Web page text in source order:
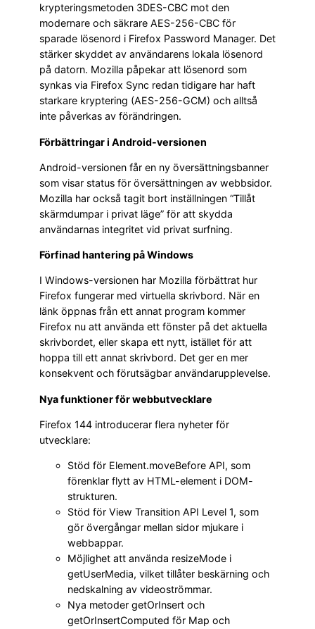
krypteringsmetoden 3DES-CBC mot den
modernare och säkrare AES-256-CBC för
sparade lösenord i Firefox Password Manager. Det
stärker skyddet av användarens lokala lösenord
på datorn. Mozilla påpekar att lösenord som
synkas via Firefox Sync redan tidigare har haft
starkare kryptering (AES-256-GCM) och alltså
inte påverkas av förändringen.
Förbättringar i Android-versionen
Android-versionen får en ny översättningsbanner
som visar status för översättningen av webbsidor.
Mozilla har också tagit bort inställningen “Tillåt
skärmdumpar i privat läge” för att skydda
användarnas integritet vid privat surfning.
Förfinad hantering på Windows
I Windows-versionen har Mozilla förbättrat hur
Firefox fungerar med virtuella skrivbord. När en
länk öppnas från ett annat program kommer
Firefox nu att använda ett fönster på det aktuella
skrivbordet, eller skapa ett nytt, istället för att
hoppa till ett annat skrivbord. Det ger en mer
konsekvent och förutsägbar användarupplevelse.
Nya funktioner för webbutvecklare
Firefox 144 introducerar flera nyheter för
utvecklare:
Stöd för Element.moveBefore API, som
förenklar flytt av HTML-element i DOM-
strukturen.
Stöd för View Transition API Level 1, som
gör övergångar mellan sidor mjukare i
webbappar.
Möjlighet att använda resizeMode i
getUserMedia, vilket tillåter beskärning och
nedskalning av videoströmmar.
Nya metoder getOrInsert och
getOrInsertComputed för Map och